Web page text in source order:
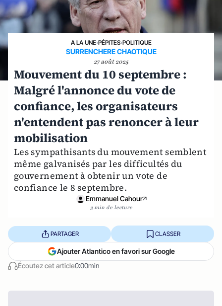
A LA UNE›PÉPITES›POLITIQUE
SURRENCHERE CHAOTIQUE
27 août 2025
Mouvement du 10 septembre :
Malgré l'annonce du vote de
confiance, les organisateurs
n'entendent pas renoncer à leur
mobilisation
Les sympathisants du mouvement semblent
même galvanisés par les difficultés du
gouvernement à obtenir un vote de
confiance le 8 septembre.
Emmanuel Cahour
3 min de lecture
Écoutez cet article0:00min
PARTAGER CLASSER
Ajouter Atlantico en favori sur Google